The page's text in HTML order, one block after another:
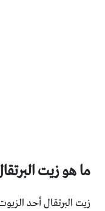
ما هو زيت
زيت البرتقال أحد